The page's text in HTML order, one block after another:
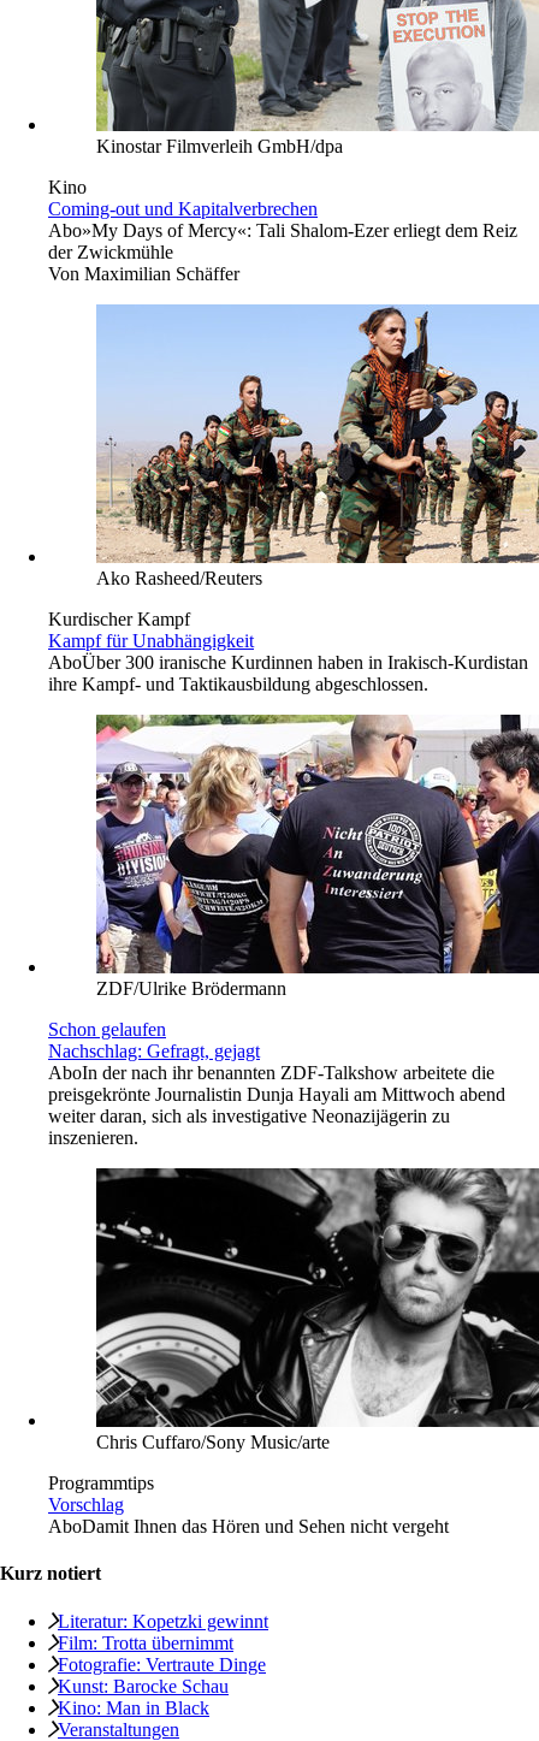
Kinostar Filmverleih GmbH/dpa
Kino
Coming-out und Kapitalverbrechen
Abo»My Days of Mercy«: Tali Shalom-Ezer erliegt dem Reiz
der Zwickmühle
Von Maximilian Schäffer
Ako Rasheed/Reuters
Kurdischer Kampf
Kampf für Unabhängigkeit
AboÜber 300 iranische Kurdinnen haben in Irakisch-Kurdistan
ihre Kampf- und Taktikausbildung abgeschlossen.
ZDF/Ulrike Brödermann
Schon gelaufen
Nachschlag: Gefragt, gejagt
AboIn der nach ihr benannten ZDF-Talkshow arbeitete die
preisgekrönte Journalistin Dunja Hayali am Mittwoch abend
weiter daran, sich als investigative Neonazijägerin zu
inszenieren.
Chris Cuffaro/Sony Music/arte
Programmtips
Vorschlag
AboDamit Ihnen das Hören und Sehen nicht vergeht
Kurz notiert
Literatur: Kopetzki gewinnt
Film: Trotta übernimmt
Fotografie: Vertraute Dinge
Kunst: Barocke Schau
Kino: Man in Black
Veranstaltungen